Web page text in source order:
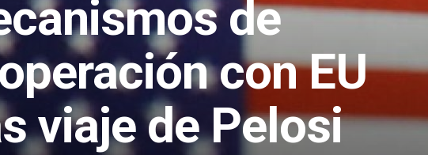
de
con EU
viaje de Pelosi